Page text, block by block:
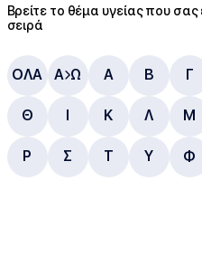
Βρείτε το θέμα υγείας που
σειρά
ΟΛΑ Α Ω Α B Γ
Θ Κ Λ Μ
Ρ Σ Τ Υ Φ